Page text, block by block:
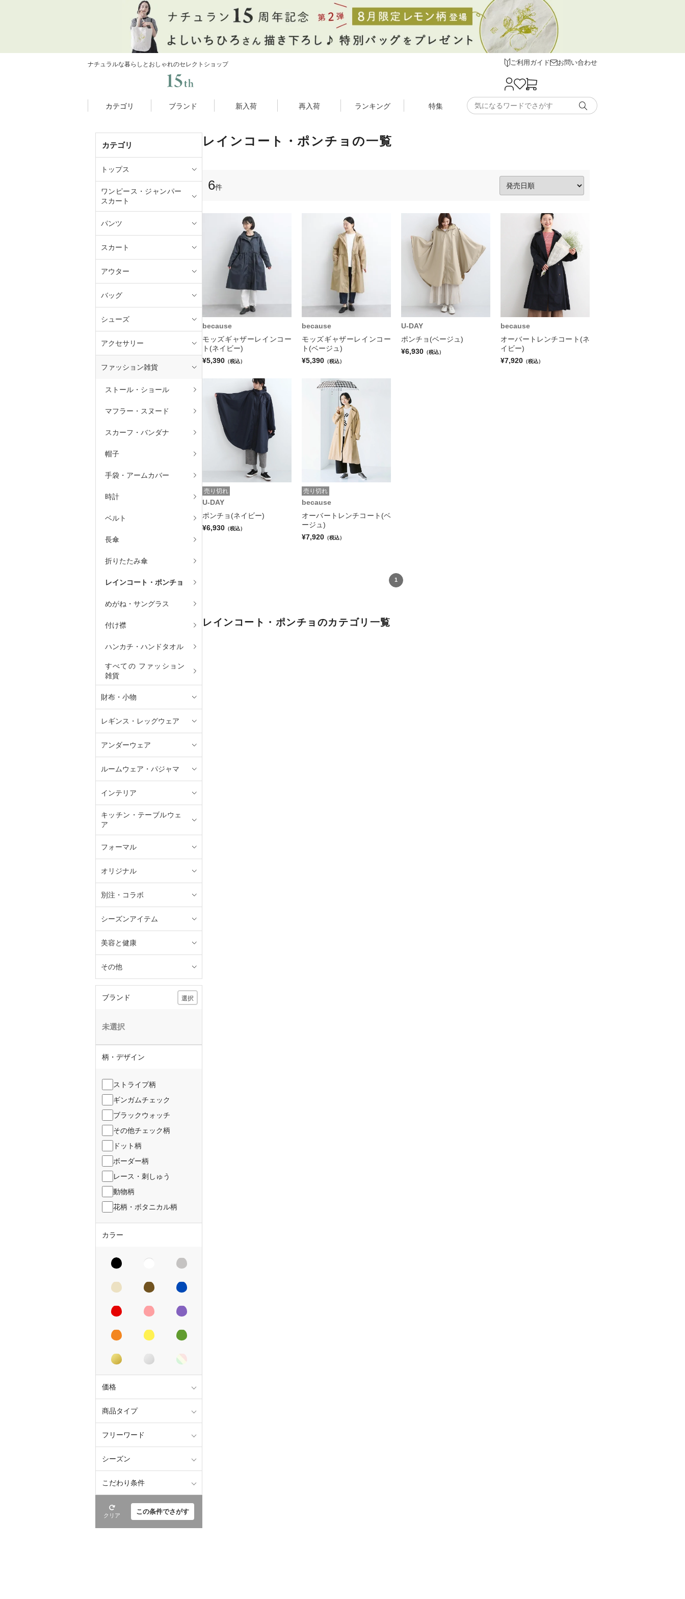
ナチュラルな暮らしとおしゃれのセレクトショップ ご利用ガイド お問い合わせ
カテゴリ ブランド 新入荷 再入荷 ランキング 特集
カテゴリ
トップス
ワンピース・ジャンパー
スカート
パンツ
スカート
アウター
バッグ
シューズ
アクセサリー
ファッション雑貨
ストール・ショール
マフラー・スヌード
スカーフ・バンダナ
帽子
手袋・アームカバー
時計
ベルト
長傘
折りたたみ傘
レインコート・ポンチョ
めがね・サングラス
付け襟
ハンカチ・ハンドタオル
すべての ファッション
雑貨
財布・小物
レギンス・レッグウェア
アンダーウェア
ルームウェア・パジャマ
インテリア
キッチン・テーブルウェ
ア
フォーマル
オリジナル
別注・コラボ
シーズンアイテム
美容と健康
その他
ブランド 選択
未選択
柄・デザイン
ストライプ柄
ギンガムチェック
ブラックウォッチ
その他チェック柄
ドット柄
ボーダー柄
レース・刺しゅう
動物柄
花柄・ボタニカル柄
カラー
価格
商品タイプ
フリーワード
シーズン
こだわり条件
クリア この条件でさがす
レインコート・ポンチョの一覧
6件
because
モッズギャザーレインコー
ト(ネイビー)
¥5,390 （税込）
because
モッズギャザーレインコー
ト(ベージュ)
¥5,390 （税込）
U-DAY
ポンチョ(ベージュ)
¥6,930 （税込）
because
オーバートレンチコート(ネ
イビー)
¥7,920 （税込）
売り切れ
U-DAY
ポンチョ(ネイビー)
¥6,930 （税込）
売り切れ
because
オーバートレンチコート(ベ
ージュ)
¥7,920 （税込）
1
レインコート・ポンチョのカテゴリ一覧